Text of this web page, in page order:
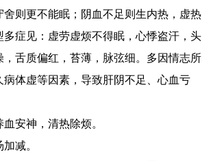
舍则更不能眠；阴血不足则生内热，虚热
多症见：虚劳虚烦不得眠，心悸盗汗，头
，舌质偏红，苔薄，脉弦细。多因情志所
病体虚等因素，导致肝阴不足、心血亏
血安神，清热除烦。
减。